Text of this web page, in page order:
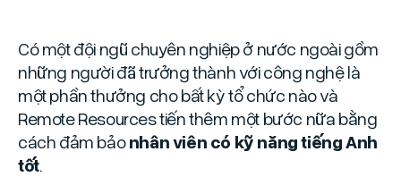
Có một đội ngũ chuyên nghiệp ở nước ngoài gồm
những người đã trưởng thành với công nghệ là
một phần thưởng cho bất kỳ tổ chức nào và
Remote Resources tiến thêm một bước nữa bằng
cách đảm bảonhân viên có kỹ năng tiếng Anh
tốt.